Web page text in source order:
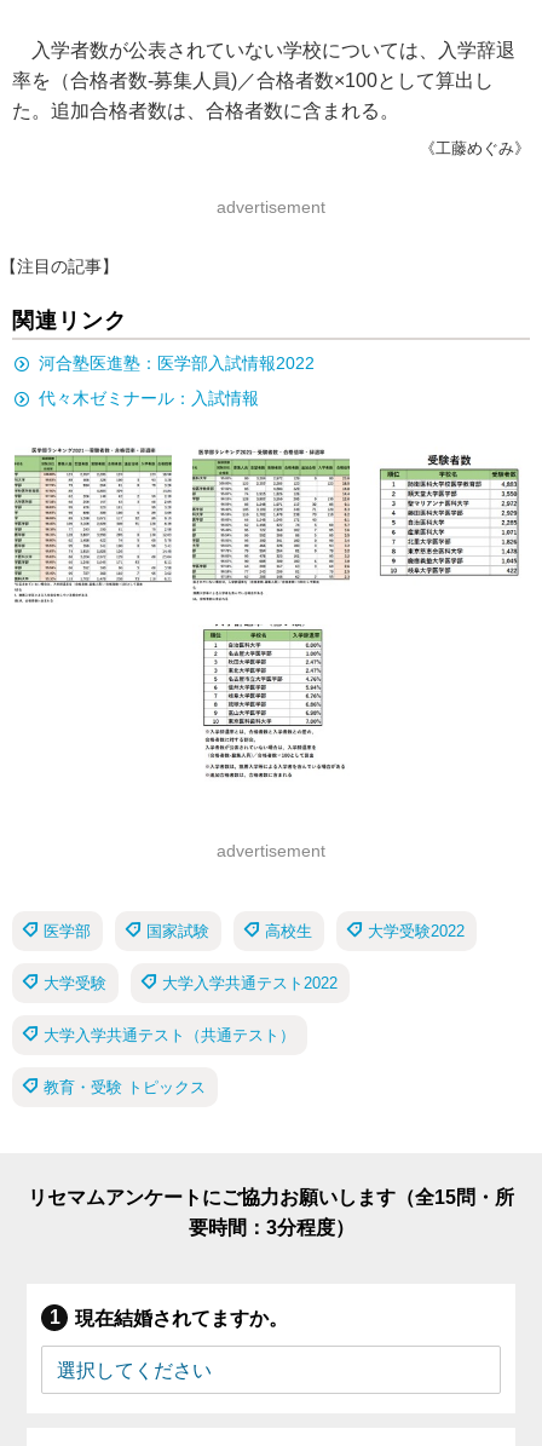
入学者数が公表されていない学校については、入学辞退
率を（合格者数-募集人員)／合格者数×100として算出し
た。追加合格者数は、合格者数に含まれる。
《工藤めぐみ》
advertisement
【注目の記事】
関連リンク
河合塾医進塾：医学部入試情報2022
代々木ゼミナール：入試情報
advertisement
医学部 国家試験 高校生 大学受験2022
大学受験 大学入学共通テスト2022
大学入学共通テスト（共通テスト）
教育・受験 トピックス
リセマムアンケートにご協力お願いします（全15問・所
要時間：3分程度）
現在結婚されてますか。